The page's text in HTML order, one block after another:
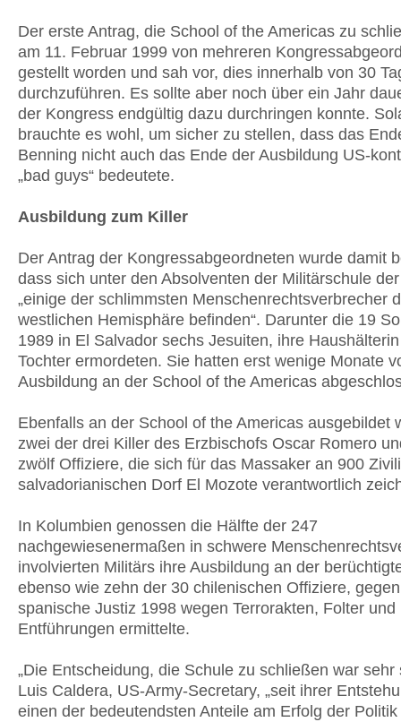
Der erste Antrag, die School of the Americas zu
am 11. Februar 1999 von mehreren
gestellt worden und sah vor, dies innerhalb von 30
durchzuführen. Es sollte aber noch über ein Jahr
der Kon­gress endgültig dazu durchringen konnte.
brauchte es wohl, um sicher zu stellen, dass das
Benning nicht auch das Ende der Ausbildung US-
„bad guys“ bedeutete.
Ausbildung zum Killer
Der Antrag der Kongressabgeordneten wurde damit
dass sich unter den Absolventen der Militärschule
„einige der schlimmsten Menschenrechtsverbrecher
westlichen Hemisphäre befinden“. Darunter die 19
1989 in El Salvador sechs Jesuiten, ihre
Tochter ermordeten. Sie hatten erst wenige Monate
Ausbildung an der School of the Americas
Ebenfalls an der School of the Americas ausgebildet
zwei der drei Killer des Erzbischofs Oscar Romero
zwölf Offiziere, die sich für das Massaker an 900
salvadorianischen Dorf El Mozote verantwortlich
In Kolumbien genossen die Hälfte der 247
nachgewiesenermaßen in schwere
involvierten Militärs ihre Ausbildung an der
ebenso wie zehn der 30 chilenischen Offiziere,
spanische Justiz 1998 wegen Terrorakten, Folter und
Entführungen ermittelte.
„Die Entscheidung, die Schule zu schließen war sehr
Luis Caldera, US-Army-Secretary, „seit ihrer
einen der bedeutendsten Anteile am Erfolg der